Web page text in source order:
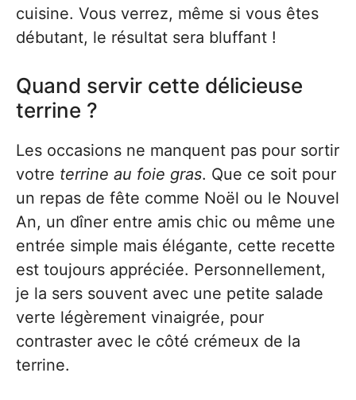
cuisine. Vous verrez, même si vous êtes
débutant, le résultat sera bluffant !
Quand servir cette délicieuse
terrine ?
Les occasions ne manquent pas pour sortir
votre terrine au foie gras. Que ce soit pour
un repas de fête comme Noël ou le Nouvel
An, un dîner entre amis chic ou même une
entrée simple mais élégante, cette recette
est toujours appréciée. Personnellement,
je la sers souvent avec une petite salade
verte légèrement vinaigrée, pour
contraster avec le côté crémeux de la
terrine.